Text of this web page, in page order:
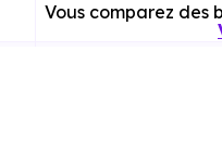
Vous comparez des